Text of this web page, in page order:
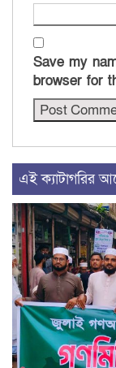
Save my
browser for
এই ক্যাটাগরির